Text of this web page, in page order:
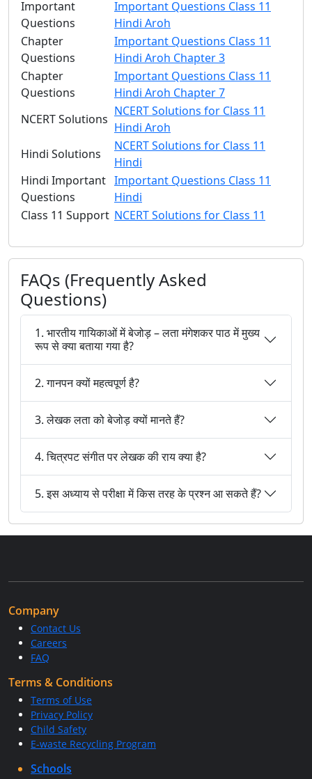
Important
Questions
Important Questions Class 11
Hindi Aroh
Chapter
Questions
Important Questions Class 11
Hindi Aroh Chapter 3
Chapter
Questions
Important Questions Class 11
Hindi Aroh Chapter 7
NCERT Solutions
NCERT Solutions for Class 11
Hindi Aroh
Hindi Solutions
NCERT Solutions for Class 11
Hindi
Hindi Important
Questions
Important Questions Class 11
Hindi
Class 11 Support NCERT Solutions for Class 11
FAQs (Frequently Asked
Questions)
1. भारतीय गायिकाओं में बेजोड़ – लता मंगेशकर पाठ में मुख्य
रूप से क्या बताया गया है?
2. गानपन क्यों महत्वपूर्ण है?
3. लेखक लता को बेजोड़ क्यों मानते हैं?
4. चित्रपट संगीत पर लेखक की राय क्या है?
5. इस अध्याय से परीक्षा में किस तरह के प्रश्न आ सकते हैं?
Company
Contact Us
Careers
FAQ
Terms & Conditions
Terms of Use
Privacy Policy
Child Safety
E-waste Recycling Program
Schools